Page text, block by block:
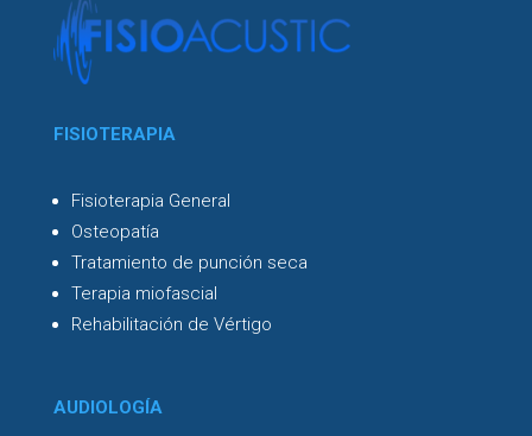
FISIOTERAPIA
Fisioterapia General
Osteopatía
Tratamiento de punción seca
Terapia miofascial
Rehabilitación de Vértigo
AUDIOLOGÍA